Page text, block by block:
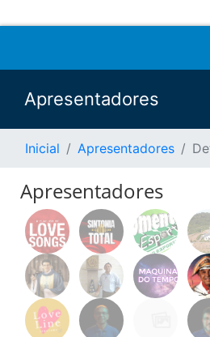
Apresentadores
Inicial Apresentadores
Apresentadores